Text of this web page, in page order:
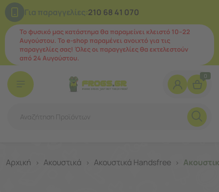
Για παραγγελίες:210 68 41 070
Το φυσικό μας κατάστημα θα παραμείνει κλειστό 10–22
Αυγούστου. Το e-shop παραμένει ανοιχτό για τις
παραγγελίες σας! Όλες οι παραγγελίες θα εκτελεστούν
από 24 Αυγούστου.
0
Αρχική > Ακουστικά > Ακουστικά Handsfree >